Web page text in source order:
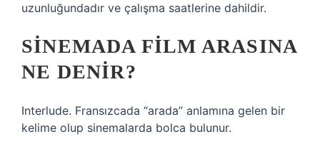
uzunluğundadır ve çalışma saatlerine dahildir.
SINEMADA FILM ARASINA
NE DENIR?
Interlude. Fransızcada “arada” anlamına gelen bir
kelime olup sinemalarda bolca bulunur.